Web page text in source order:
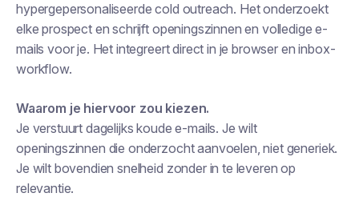
hypergepersonaliseerde cold outreach. Het onderzoekt
elke prospect en schrijft openingszinnen en volledige e-
mails voor je. Het integreert direct in je browser en inbox-
workflow.
Waarom je hiervoor zou kiezen.
Je verstuurt dagelijks koude e-mails. Je wilt
openingszinnen die onderzocht aanvoelen, niet generiek.
Je wilt bovendien snelheid zonder in te leveren op
relevantie.